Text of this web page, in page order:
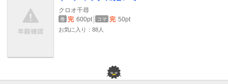
クロオ千尋
巻 完 600pt コマ 完 50pt
お気に入り：88人